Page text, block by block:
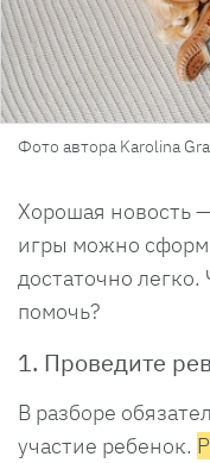
Фото автора Karolina
Хорошая новость
игры можно
достаточно
помочь?
1. Проведите
В разборе
участие ребенок.